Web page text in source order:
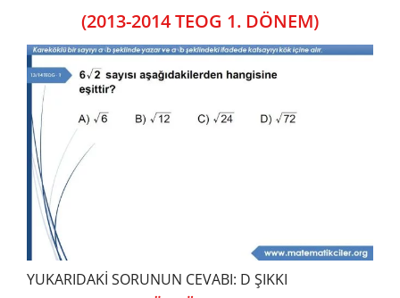
(2013-2014 TEOG 1. DÖNEM)
YUKARIDAKİ SORUNUN CEVABI: D ŞIKKI